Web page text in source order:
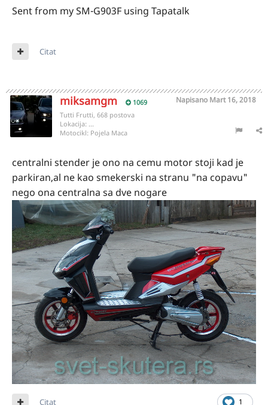
Sent from my SM-G903F using Tapatalk
Citat
miksamgm 1069 Napisano Mart 16, 2018
Tutti Frutti, 668 postova
Lokacija: ...
Motocikl: Pojela Maca
centralni stender je ono na cemu motor stoji kad je
parkiran,al ne kao smekerski na stranu "na copavu"
nego ona centralna sa dve nogare
1
Citat